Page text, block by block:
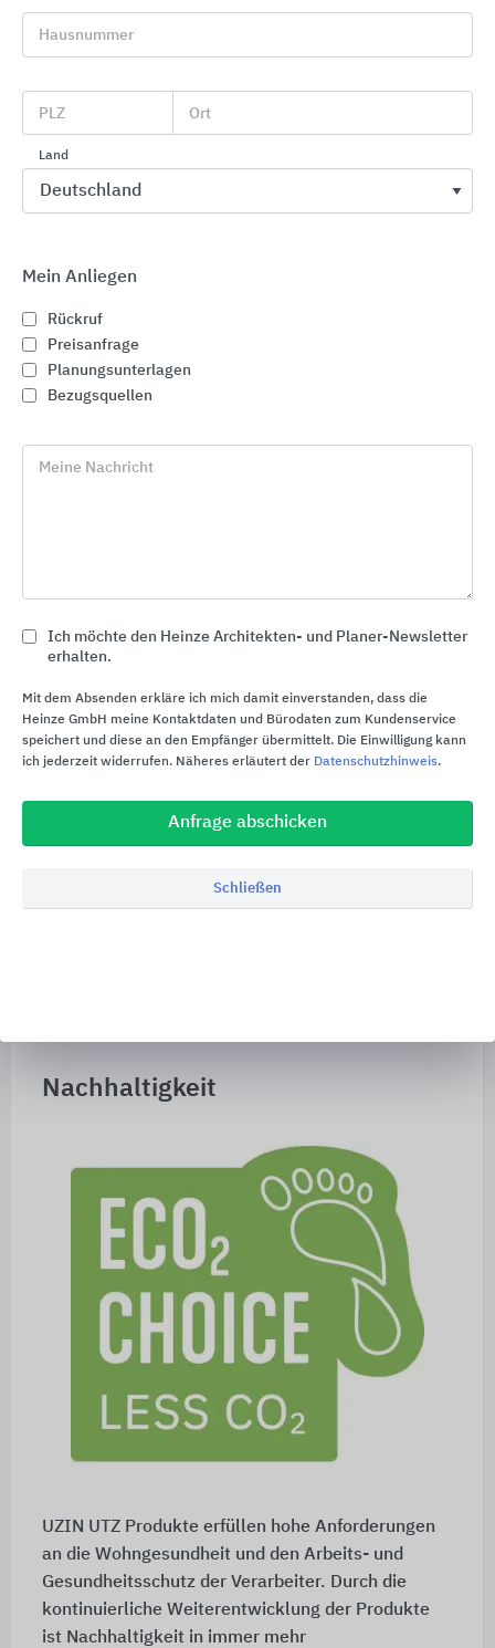
seit mehr als 100 Jahren der Aufgabe, Verarbeiter
in allen Bereichen der Bodenverlegung
Serviceangebote und Dienstleistungen
umfangreiche persönliche und digitale
Beratungsdienstleistungen, beispielsweise im
Estrichlösungen, die Bauzeiten verkürzen und
(z.B. nach DGNB, LEED, BREAM)
Sanierungsempfehlungen
After-Sales-Service
objektspezifischen Ausschreibungstexten
Empfehlung leistungsfähiger Boden-, Fliesen-
Nachhaltigkeit
UZIN UTZ Produkte erfüllen hohe Anforderungen
an die Wohngesundheit und den Arbeits- und
Gesundheitsschutz der Verarbeiter. Durch die
kontinuierliche Weiterentwicklung der Produkte
ist Nachhaltigkeit in immer mehr
Hausnummer
PLZ Ort
Land
Mein Anliegen
Rückruf
Preisanfrage
Planungsunterlagen
Bezugsquellen
Meine Nachricht
Ich möchte den Heinze Architekten- und Planer-Newsletter
erhalten.
Mit dem Absenden erkläre ich mich damit einverstanden, dass die
Heinze GmbH meine Kontaktdaten und Bürodaten zum Kundenservice
speichert und diese an den Empfänger übermittelt. Die Einwilligung kann
ich jederzeit widerrufen. Näheres erläutert der Datenschutzhinweis.
Anfrage abschicken
Schließen